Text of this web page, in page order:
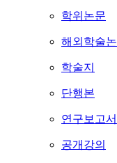
학위논문
해외학술
학술지
단행본
연구보고서
공개강의